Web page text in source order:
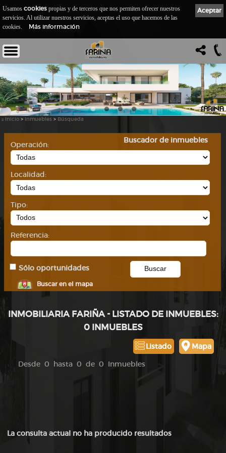
:: Inicio > Inmuebles > Búsqueda
Buscador de inmuebles
Operación:
Localidad:
Tipo:
Referencia:
Sólo oportunidades
Buscar en el mapa
INMOBILIARIA FARIÑA - LISTADO DE INMUEBLES:
0 INMUEBLES
Mapa
Listado
Desde 0 hasta 0 de 0 Inmuebles
La consulta actual no ha producido resultados
Aceptar
Usamos cookies propias y de terceros que nos permiten ofrecer nuestros
servicios. Al utilizar nuestros servicios, aceptas el uso que hacemos de las
cookies.
Más información